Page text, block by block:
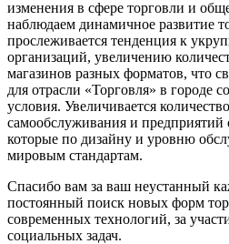
изменения в сфере торговли и
наблюдаем динамичное развитие
прослеживается тенденция к
организаций, увеличению
магазинов разных форматов, что
для отрасли «Торговля» в городе
условия. Увеличивается
самообслуживания и предприятий
которые по дизайну и уровню
мировым стандартам.
Спасибо вам за ваш неустанный
постоянный поиск новых форм
современных технологий, за
социальных задач.